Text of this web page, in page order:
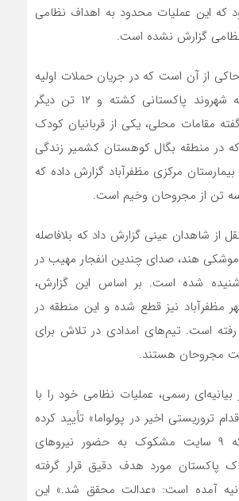
که این عملیات محدود به اهداف نظامی
گزارش نشده است.
از آن است که در جریان حملات اولیه
هند، دست‌کم سه شهروند پاکستانی کشته و ۱۲ تن دیگر
مقامات محلی، یکی از قربانیان کودک
در منطقه بگال کوهستان کشمیر زندگی
مرکزی مظفرآباد گزارش داده که
از مجروحان وخیم است.
از شاهدان عینی گزارش داد که بلافاصله
هند، صدای چندین انفجار مهیب در
شنیده شده است. بر اساس این گزارش،
مظفرآباد نیز قطع شده و این منطقه در
رفته است. تیم‌های امدادی در تلاش برای
مجروحان هستند.
رسمی، عملیات نظامی خود را با
تروریستی اخیر در پولواما» تأیید کرده
و اعلام داشته که ۹ سایت مشکوک به حضور نیروهای
پاکستان مورد هدف دقیق قرار گرفته
آمده است: «عدالت محقق شد.» این